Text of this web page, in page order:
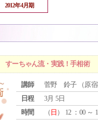
2012年4月期
すーちゃん流・実践！手相術
講師
菅野 鈴子 （原宿
日程
3月 5日
時間
（ 日 ） 12 ：00 ～